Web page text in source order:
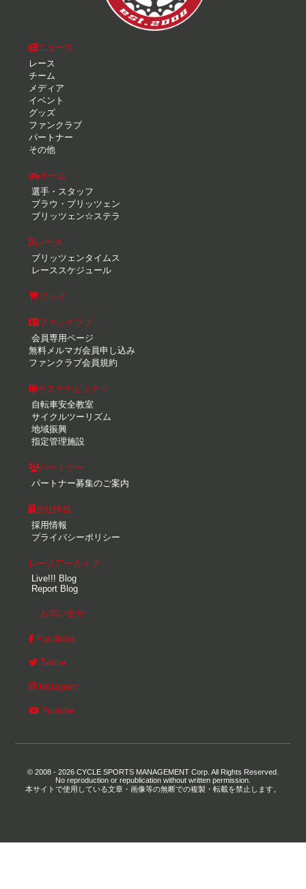
ニュース
レース
チーム
メディア
イベント
グッズ
ファンクラブ
パートナー
その他
チーム
選手・スタッフ
ブラウ・ブリッツェン
ブリッツェン☆ステラ
レース
ブリッツェンタイムス
レーススケジュール
グッズ
ファンクラブ
会員専用ページ
無料メルマガ会員申し込み
ファンクラブ会員規約
サステナビリティ
自転車安全教室
サイクルツーリズム
地域振興
指定管理施設
パートナー
パートナー募集のご案内
会社情報
採用情報
プライバシーポリシー
レースアーカイブ
Live!!! Blog
Report Blog
お問い合せ
Facebook
Twitter
Instagram
Youtube
© 2008 - 2026 CYCLE SPORTS MANAGEMENT Corp. All Rights Reserved.
No reproduction or republication without written permission.
本サイトで使用している文章・画像等の無断での複製・転載を禁止します。